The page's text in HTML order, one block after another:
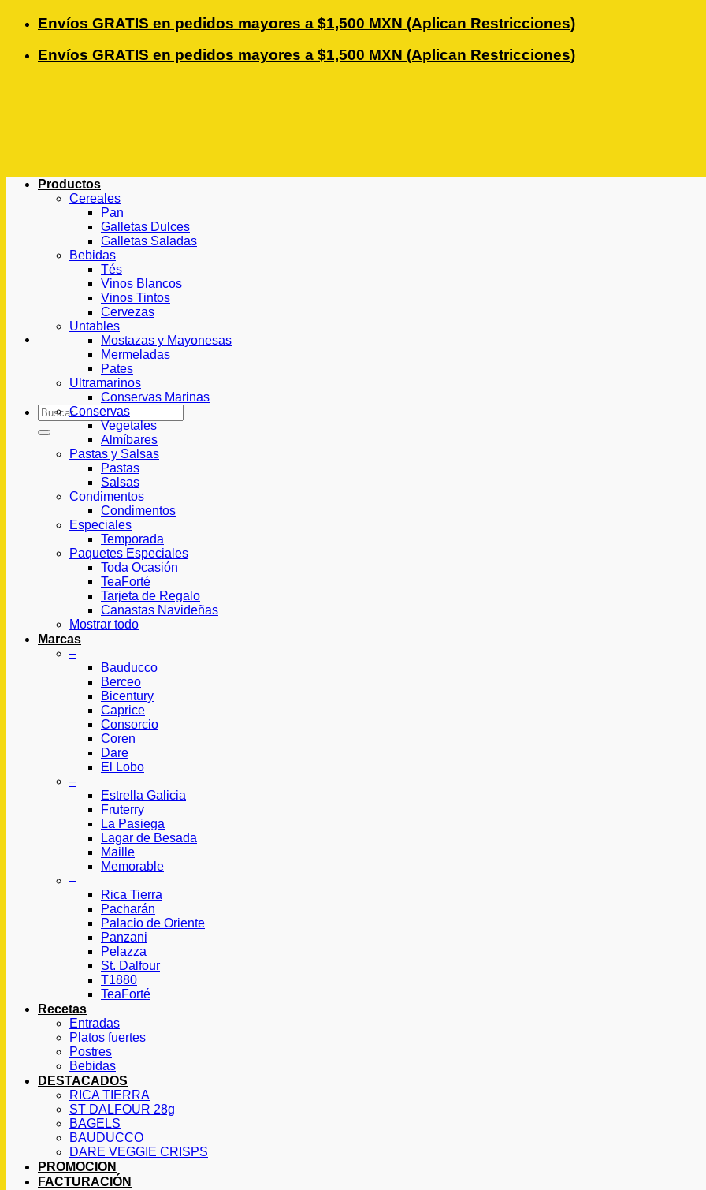
Saltar
contenido
Envíos GRATIS en pedidos mayores a $1,500 MXN (Aplican Restricciones)
Envíos GRATIS en pedidos mayores a $1,500 MXN (Aplican Restricciones)
Buscar
por:
Productos
Cereales
Pan
Galletas Dulces
Galletas Saladas
Bebidas
Tés
Vinos Blancos
Vinos Tintos
Cervezas
Untables
Mostazas y Mayonesas
Mermeladas
Pates
Ultramarinos
Conservas Marinas
Conservas
Vegetales
Almíbares
Pastas y Salsas
Pastas
Salsas
Condimentos
Condimentos
Especiales
Temporada
Paquetes Especiales
Toda Ocasión
TeaForté
Tarjeta de Regalo
Canastas Navideñas
Mostrar todo
Marcas
–
Bauducco
Berceo
Bicentury
Caprice
Consorcio
Coren
Dare
El Lobo
–
Estrella Galicia
Fruterry
La Pasiega
Lagar de Besada
Maille
Memorable
–
Rica Tierra
Pacharán
Palacio de Oriente
Panzani
Pelazza
St. Dalfour
T1880
TeaForté
Recetas
Entradas
Platos fuertes
Postres
Bebidas
DESTACADOS
RICA TIERRA
ST DALFOUR 28g
BAGELS
BAUDUCCO
DARE VEGGIE CRISPS
PROMOCION
FACTURACIÓN